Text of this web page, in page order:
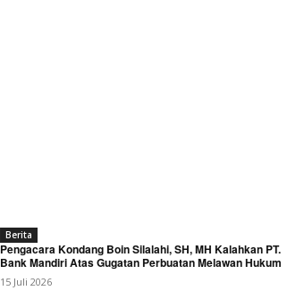
Berita
Pengacara Kondang Boin Silalahi, SH, MH Kalahkan PT.
Bank Mandiri Atas Gugatan Perbuatan Melawan Hukum
15 Juli 2026